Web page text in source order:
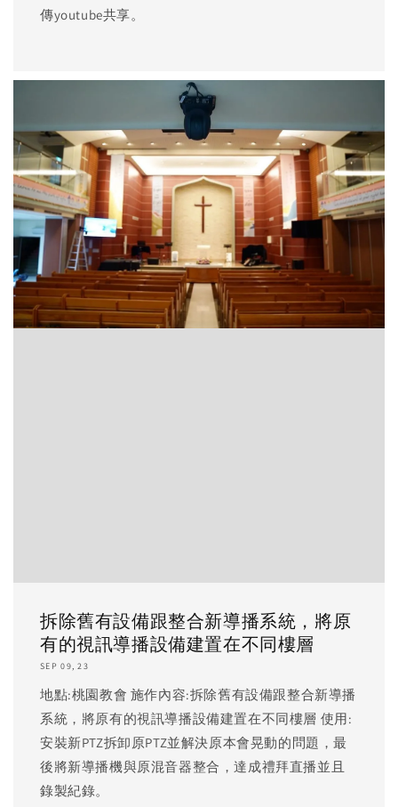
傳youtube共享。
拆除舊有設備跟整合新導播系統，將原
有的視訊導播設備建置在不同樓層
SEP 09, 23
地點:桃園教會 施作內容:拆除舊有設備跟整合新導播
系統，將原有的視訊導播設備建置在不同樓層 使用:
安裝新PTZ拆卸原PTZ並解決原本會晃動的問題，最
後將新導播機與原混音器整合，達成禮拜直播並且
錄製紀錄。